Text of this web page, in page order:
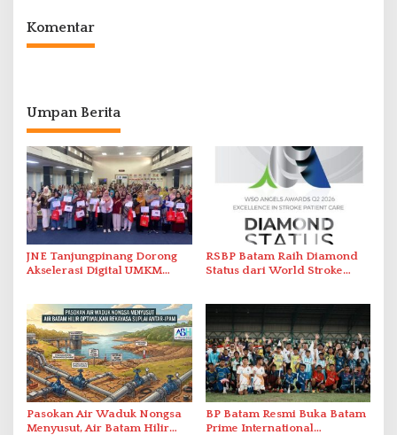
Komentar
Umpan Berita
JNE Tanjungpinang Dorong
Akselerasi Digital UMKM
RSBP Batam Raih Diamond
Status dari World Stroke
Berstandar Internasional
Pasokan Air Waduk Nongsa
Menyusut, Air Batam Hilir
BP Batam Resmi Buka Batam
Prime International